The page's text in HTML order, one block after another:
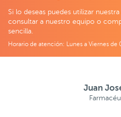
Si lo deseas puedes utilizar
consultar a nuestro equipo o
sencilla.
Horario de atención: Lunes a Viernes
Juan